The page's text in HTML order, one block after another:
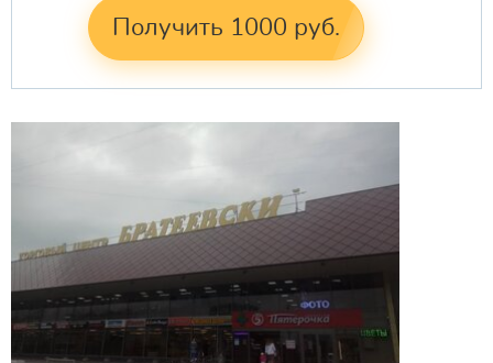
Получить 1000 руб.